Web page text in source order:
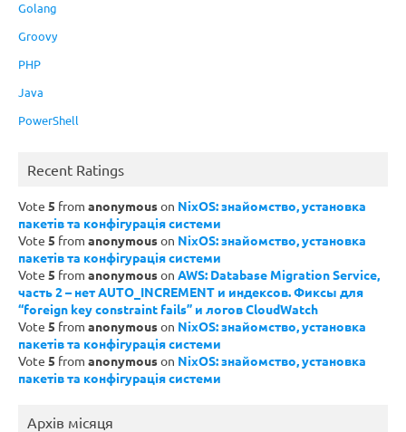
Golang
Groovy
PHP
Java
PowerShell
Recent Ratings
Vote 5 from anonymouson NixOS: знайомство, установка
пакетів та конфігурація системи
Vote 5 from anonymouson NixOS: знайомство, установка
пакетів та конфігурація системи
Vote 5 from anonymouson AWS: Database Migration Service,
часть 2 – нет AUTO_INCREMENT и индексов. Фиксы для
“foreign key constraint fails” и логов CloudWatch
Vote 5 from anonymouson NixOS: знайомство, установка
пакетів та конфігурація системи
Vote 5 from anonymouson NixOS: знайомство, установка
пакетів та конфігурація системи
Архів місяця